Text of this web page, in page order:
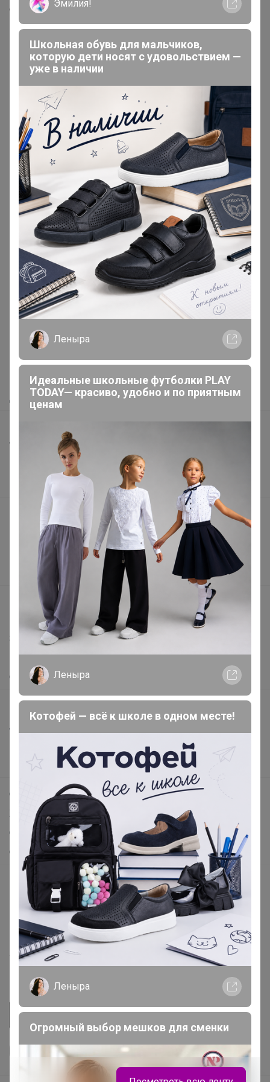
Скопировать ссылку
Медали 1
Номинировать на медаль
1
Подпись
Наталья С.
Реклама
Как здесь все устроено?
Как сделать заказ?
Как получить?
Доставка
Торговые марки
Наша команда
В наличии
Подарочные сертификаты
Реклама на сайте
Поставщикам
Вакансии
support@24-ok.ru
Написать в поддержку
Защита покупателя
Помощь
О нас
Все предложения
Анонсы
Поддержка альпак
Самое выгодное
Хиты продаж
Самое желанное
Самое быстрое
Начать зарабатывать с 24-ok
Picabox.ru - Лучшее место для ваших изображений
Розыгрыш - Генератор случайных чисел
Пульс нашего маркетплейса
Укорачиватель ссылок
Эмилия!
Школьная обувь для мальчиков,
которую дети носят с удовольствием —
уже в наличии
Леныра
Идеальные школьные футболки PLAY
TODAY— красиво, удобно и по приятным
ценам
Леныра
Котофей — всё к школе в одном месте!
Леныра
Огромный выбор мешков для сменки